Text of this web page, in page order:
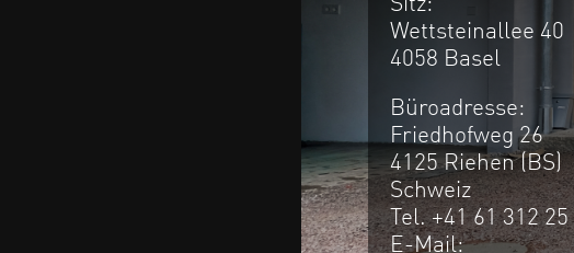
Wettsteinallee 40
4058 Basel
Büroadresse:
Friedhofweg 26
4125 Riehen (BS)
Schweiz
Tel. +41 61 312
E-Mail: